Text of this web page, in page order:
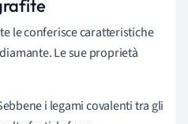
le conferisce caratteristiche
Le sue proprietà
i legami covalenti tra gli